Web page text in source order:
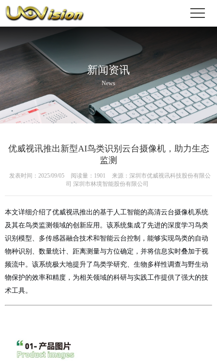
新闻资讯
News
优威视讯推出新型AI鸟类识别云台摄像机，助力生态
监测
发表时间：2025/09/05 阅读量：1901
来源：深圳市优威视讯科技股份有限公
司 深圳市林境智能股份有限公司
本文详细介绍了优威视讯推出的基于人工智能的高清云台摄像机系统
及其在鸟类监测领域的创新应用。该系统集成了先进的深度学习鸟类
识别模型、多传感器融合技术和智能云台控制，能够实现鸟类的自动
物种识别、数量统计、距离测量与方位确定，并将信息实时叠加于视
频流中。该系统极大地提升了鸟类学研究、生物多样性调查与野生动
物保护的效率和精度，为相关领域的科研与实践工作提供了强大的技
术工具。